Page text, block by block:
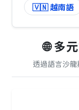
🇻🇳 越南語
🌐 多
透過語言沙